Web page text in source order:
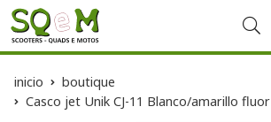
Buscar
inicio
boutique
Casco jet Unik CJ-11 Blanco/amarillo fluor